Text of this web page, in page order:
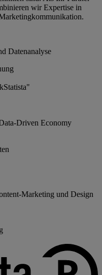
wir Expertise in
Datenanalyse
Driven Economy
Marketing und Design